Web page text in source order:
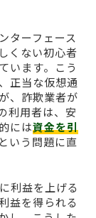
ターフェース
くない初心者
います。こう
正当な仮想通
、詐欺業者が
利用者は、安
には資金を引
いう問題に直
利益を上げる
益を得られる